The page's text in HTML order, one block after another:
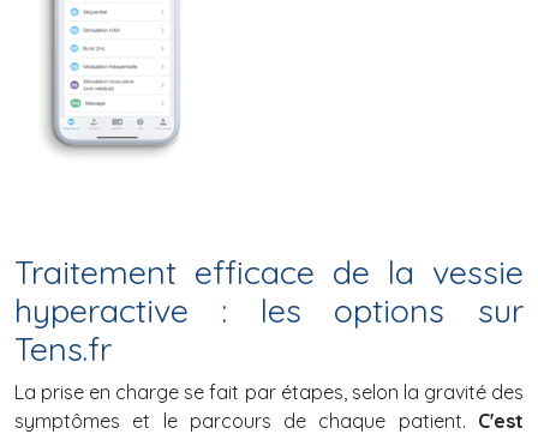
Traitement efficace de la vessie
hyperactive : les options sur
Tens.fr
La prise en charge se fait par étapes, selon la gravité des
symptômes et le parcours de chaque patient. C'est